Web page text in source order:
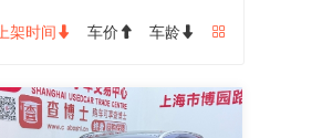
上架时间  车价  车龄 